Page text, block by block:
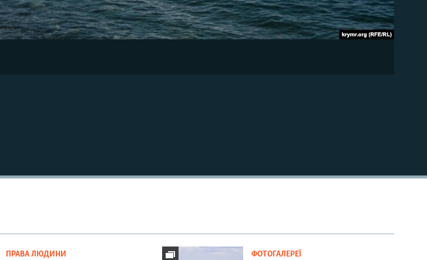
ПРАВА ЛЮДИНИ ФОТОГАЛЕРЕЇ